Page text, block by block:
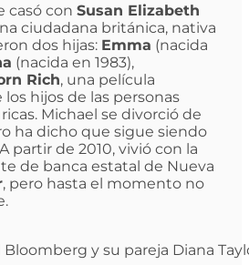
casó con Susan Elizabeth
ciudadana británica, nativa
dos hijas: Emma (nacida
(nacida en 1983),
Rich, una película
hijos de las personas
Michael se divorció de
ha dicho que sigue siendo
partir de 2010, vivió con la
de banca estatal de Nueva
, pero hasta el momento no
Bloomberg y su pareja Diana